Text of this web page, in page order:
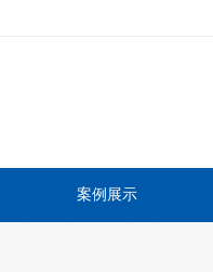
案例展示